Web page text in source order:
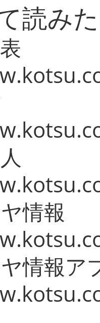
読み
情報
情報ア